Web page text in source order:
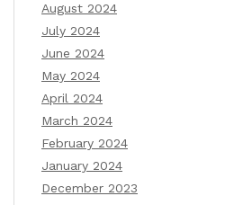
August 2024
July 2024
June 2024
May 2024
April 2024
March 2024
February 2024
January 2024
December 2023